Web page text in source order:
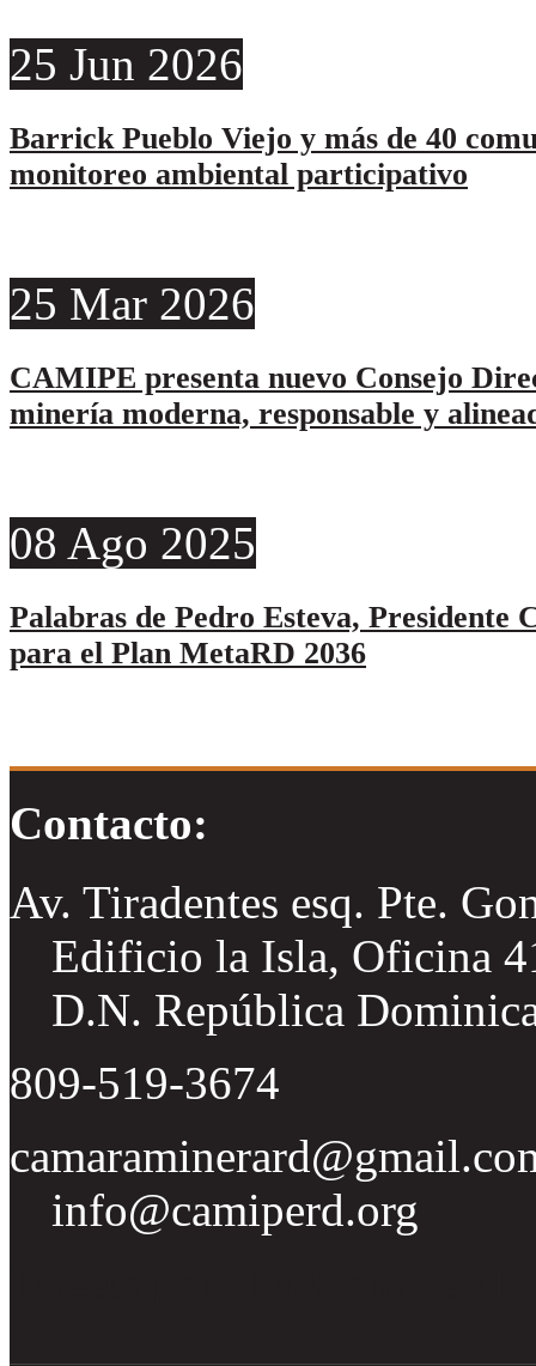
25 Jun 2026
Barrick Pueblo Viejo y más de 40
monitoreo ambiental participativo
25 Mar 2026
CAMIPE presenta nuevo Consejo
minería moderna, responsable y
08 Ago 2025
Palabras de Pedro Esteva, Presidente
para el Plan MetaRD 2036
Contacto:
Av. Tiradentes esq. Pte.
Edificio la Isla, Oficina
D.N. República
809-519-3674
info@camiperd.org